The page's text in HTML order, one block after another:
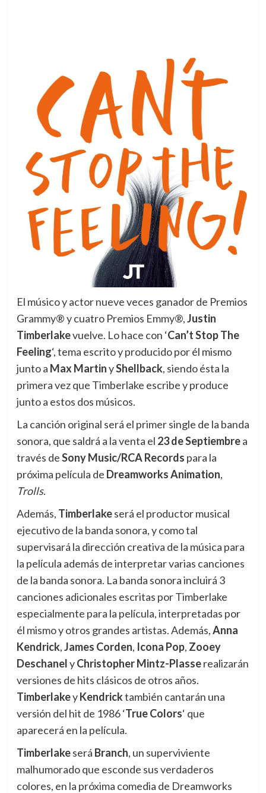
El músico y actor nueve veces ganador de Premios
Grammy® y cuatro Premios Emmy®,Justin
Timberlakevuelve. Lo hace con ‘Can’t Stop The
Feeling‘, tema escrito y producido por él mismo
junto a Max MartinyShellback, siendo ésta la
primera vez que Timberlake escribe y produce
junto a estos dos músicos.
La canción original será el primer single de la banda
sonora, que saldrá a la venta el 23 de Septiembrea
través deSony Music/RCA Records para la
próxima película de Dreamworks Animation,
Trolls.
Además, Timberlakeserá el productor musical
ejecutivo de la banda sonora, y como tal
supervisará la dirección creativa de la música para
la película además de interpretar varias canciones
de la banda sonora. La banda sonora incluirá 3
canciones adicionales escritas por Timberlake
especialmente para la película, interpretadas por
él mismo y otros grandes artistas. Además,Anna
Kendrick,James Corden, Icona Pop, Zooey
DeschanelyChristopher Mintz-Plasserealizarán
versiones de hits clásicos de otros años.
TimberlakeyKendricktambién cantarán una
versión del hit de 1986 ‘True Colors‘ que
aparecerá en la película.
Timberlakeserá Branch, un superviviente
malhumorado que esconde sus verdaderos
colores, en la próxima comedia de Dreamworks